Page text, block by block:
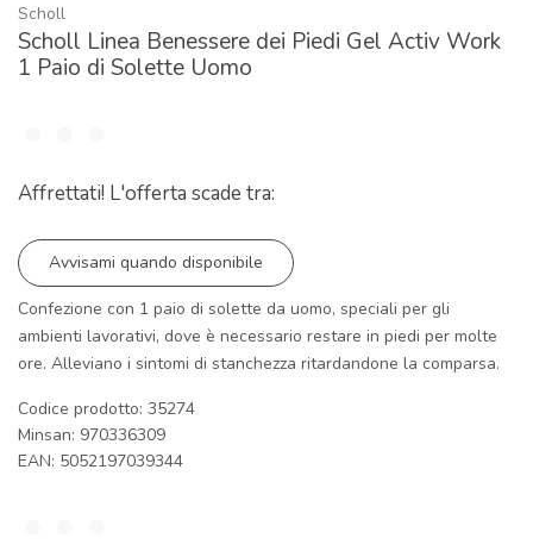
Scholl
Scholl Linea Benessere dei Piedi Gel Activ Work
1 Paio di Solette Uomo
Affrettati! L'offerta scade tra:
Avvisami quando disponibile
Confezione con 1 paio di solette da uomo, speciali per gli
ambienti lavorativi, dove è necessario restare in piedi per molte
ore. Alleviano i sintomi di stanchezza ritardandone la comparsa.
Codice prodotto: 35274
Minsan: 970336309
EAN: 5052197039344